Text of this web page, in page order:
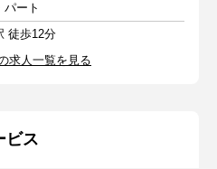
パート
徒歩12分
求人一覧を見る
ビス